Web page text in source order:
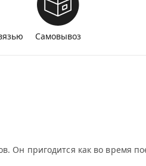
Самовывоз
Он пригодится как во время